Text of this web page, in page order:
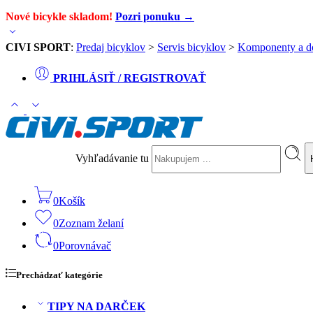
Nové bicykle skladom! Pozri ponuku →
CIVI SPORT: Predaj bicyklov > Servis bicyklov > Komponenty a
PRIHLÁSIŤ / REGISTROVAŤ
Vyhľadávanie tu
0Košík
0Zoznam želaní
0Porovnávač
Prechádzať kategórie
TIPY NA DARČEK